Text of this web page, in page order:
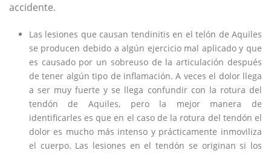
accidente.
Las lesiones que causan tendinitis en el telón de Aquiles
se producen debido a algún ejercicio mal aplicado y que
es causado por un sobreuso de la articulación después
de tener algún tipo de inflamación. A veces el dolor llega
a ser muy fuerte y se llega confundir con la rotura del
tendón de Aquiles, pero la mejor manera de
identificarles es que en el caso de la rotura del tendón el
dolor es mucho más intenso y prácticamente inmoviliza
el cuerpo. Las lesiones en el tendón se originan si los